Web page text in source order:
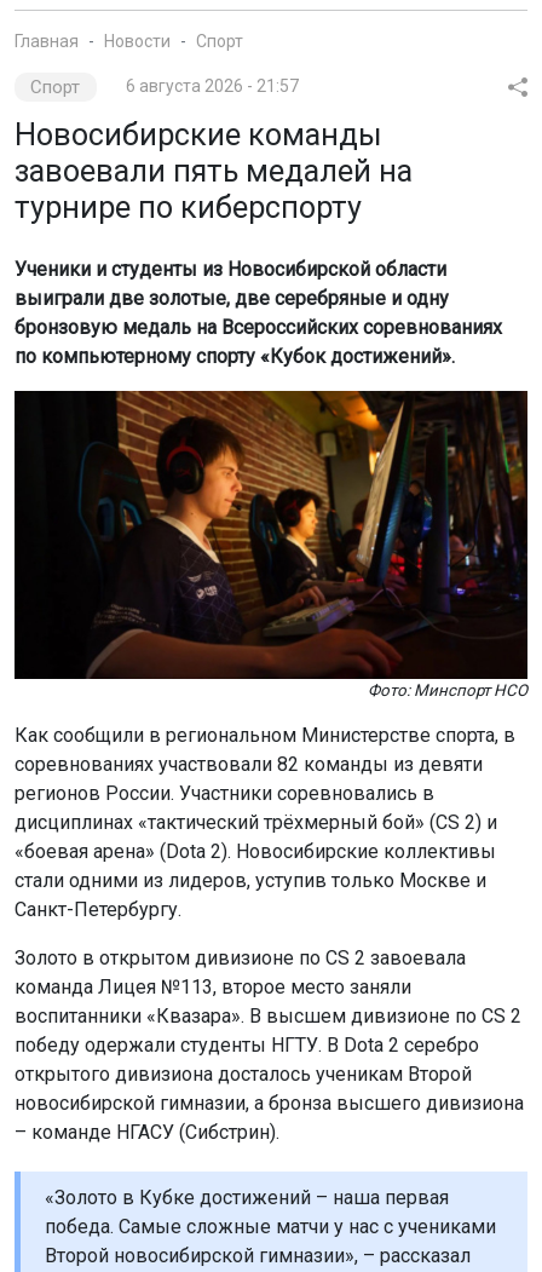
Главная Новости Спорт
Спорт 6 августа 2026 - 21:57
Новосибирские команды
завоевали пять медалей на
турнире по киберспорту
Ученики и студенты из Новосибирской области
выиграли две золотые, две серебряные и одну
бронзовую медаль на Всероссийских соревнованиях
по компьютерному спорту «Кубок достижений».
Фото: Минспорт НСО
Как сообщили в региональном Министерстве спорта, в
соревнованиях участвовали 82 команды из девяти
регионов России. Участники соревновались в
дисциплинах «тактический трёхмерный бой» (CS 2) и
«боевая арена» (Dota 2). Новосибирские коллективы
стали одними из лидеров, уступив только Москве и
Санкт-Петербургу.
Золото в открытом дивизионе по CS 2 завоевала
команда Лицея №113, второе место заняли
воспитанники «Квазара». В высшем дивизионе по CS 2
победу одержали студенты НГТУ. В Dota 2 серебро
открытого дивизиона досталось ученикам Второй
новосибирской гимназии, а бронза высшего дивизиона
– команде НГАСУ (Сибстрин).
«Золото в Кубке достижений – наша первая
победа. Самые сложные матчи у нас с учениками
Второй новосибирской гимназии», – рассказал